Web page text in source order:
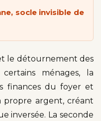
socle invisible de
le détournement des
ménages, la
finances du foyer et
propre argent, créant
inversée. La seconde